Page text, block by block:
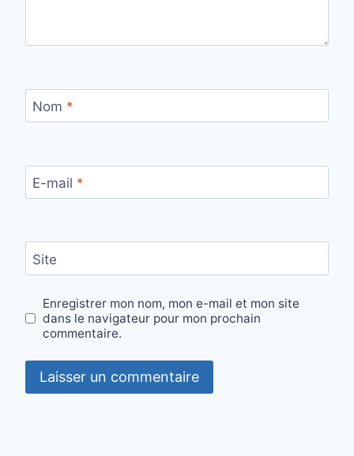
Nom *
E-mail *
Site
Enregistrer mon nom, mon e-mail et mon site
dans le navigateur pour mon prochain
commentaire.